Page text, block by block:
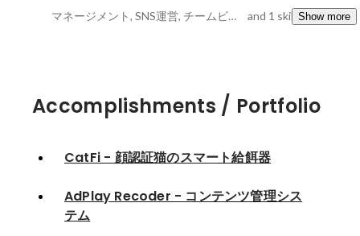
マネージメント, SNS運営, チームビルディング and 1 skillsShow more
Accomplishments / Portfolio
CatFi - 顔認証猫のスマート給餌器
AdPlay Recoder - コンテンツ管理シス
テム